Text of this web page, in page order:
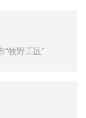
牧野工匠”